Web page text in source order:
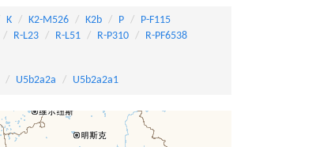
K K2-M526 K2b P
P-F115
R-L23 R-L51 R-P310
R-PF6538
U5b2a2a U5b2a2a1